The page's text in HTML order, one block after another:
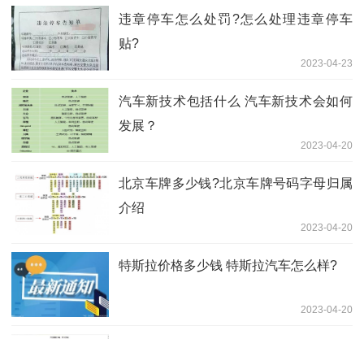
违章停车怎么处罚?怎么处理违章停车
贴?
2023-04-23
汽车新技术包括什么 汽车新技术会如何
发展？
2023-04-20
北京车牌多少钱?北京车牌号码字母归属
介绍
2023-04-20
特斯拉价格多少钱 特斯拉汽车怎么样?
2023-04-20